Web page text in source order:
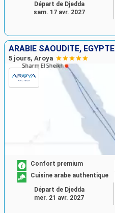
Départ de Djedda
sam. 17 avr. 2027
ARABIE SAOUDITE, EGYPTE
5 jours, Aroya
Confort premium
Cuisine arabe authentique
Départ de Djedda
mer. 21 avr. 2027